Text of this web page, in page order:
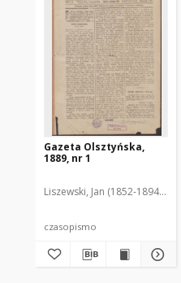
Gazeta Olsztyńska,
1889, nr 1
Liszewski, Jan (1852-1894). Red.
czasopismo